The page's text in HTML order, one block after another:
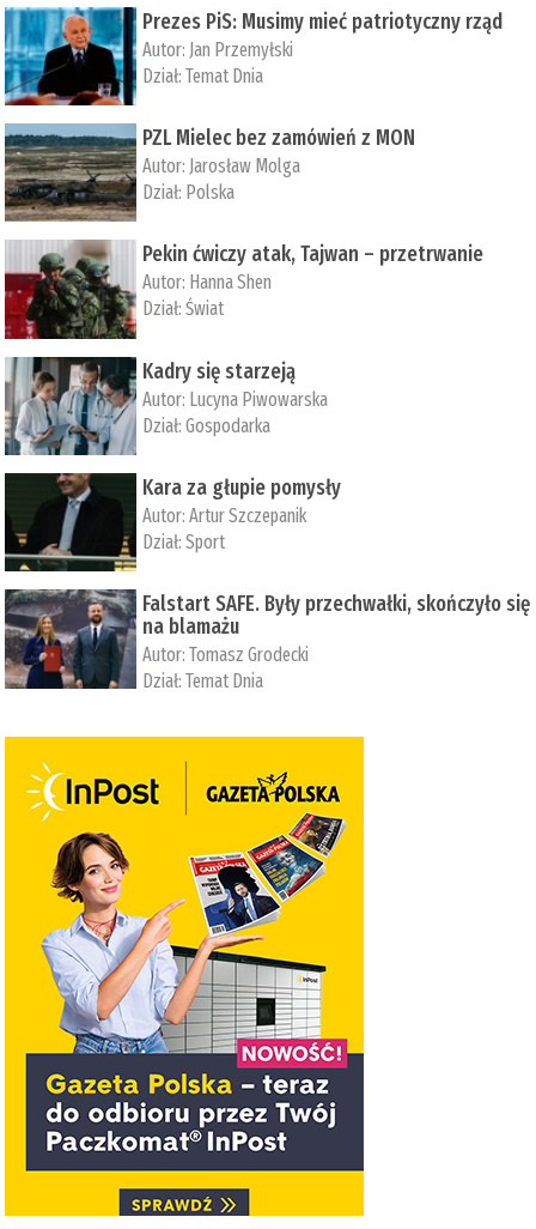
Prezes PiS: Musimy mieć patriotyczny rząd
Autor: Jan Przemyłski
Dział:Temat Dnia
PZL Mielec bez zamówień z MON
Autor: Jarosław Molga
Dział: Polska
Pekin ćwiczy atak, Tajwan – przetrwanie
Autor: ­Hanna Shen
Dział:Świat
Kadry się starzeją
Autor: Lucyna Piwowarska
Dział:Gospodarka
Kara za głupie pomysły
Autor:Artur Szczepanik
Dział:Sport
Falstart SAFE. Były przechwałki, skończyło się
na blamażu
Autor:Tomasz Grodecki
Dział:Temat Dnia